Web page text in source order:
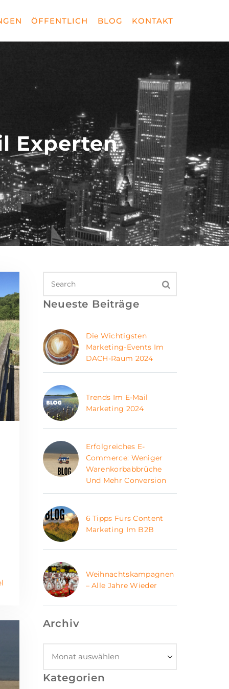
ÖFFENTLICH BLOG KONTAKT
Experten
Neueste Beiträge
Die Wichtigsten
Marketing-Events Im
DACH-Raum 2024
Trends Im E-Mail
Marketing 2024
Erfolgreiches E-
Commerce: Weniger
Warenkorbabbrüche
Und Mehr Conversion
6 Tipps Fürs Content
Marketing Im B2B
Weihnachtskampagnen
– Alle Jahre Wieder
Archiv
Kategorien